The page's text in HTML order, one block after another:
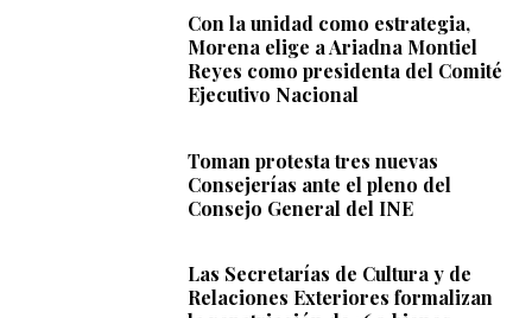
Con la unidad como estrategia,
Morena elige a Ariadna Montiel
Reyes como presidenta del Comité
Ejecutivo Nacional
Toman protesta tres nuevas
Consejerías ante el pleno del
Consejo General del INE
Las Secretarías de Cultura y de
Relaciones Exteriores formalizan